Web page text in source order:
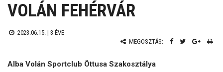
VOLÁN FEHÉRVÁR
2023.06.15. | 3 ÉVE
MEGOSZTÁS:
Alba Volán Sportclub Öttusa Szakosztálya